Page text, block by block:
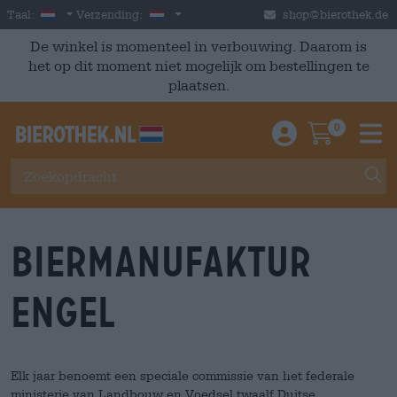
Skip to main content
Taal: Dutch
Verzending: Nederland shop@bierothek.de
De winkel is momenteel in verbouwing. Daarom is
het op dit moment niet mogelijk om bestellingen te
plaatsen.
Einloggen /
0
Biermanufaktur
Engel
Elk jaar benoemt een speciale commissie van het federale
ministerie van Landbouw en Voedsel twaalf Duitse